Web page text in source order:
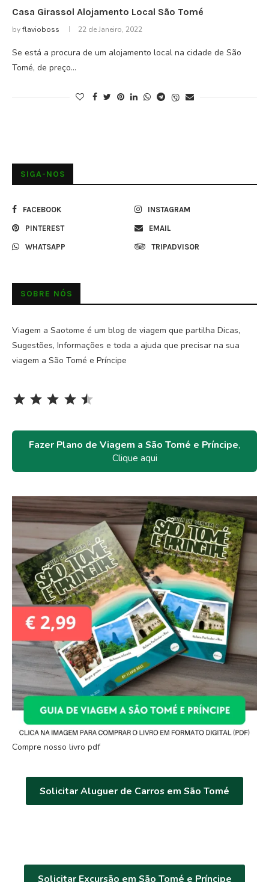
Casa Girassol Alojamento Local São Tomé
byflavioboss 22 de Janeiro, 2022
Se está a procura de um alojamento local na cidade de São
Tomé, de preço…
SIGA-NOS
FACEBOOK INSTAGRAM
PINTEREST EMAIL
WHATSAPP TRIPADVISOR
SOBRE NÓS
Viagem a Saotome é um blog de viagem que partilha Dicas,
Sugestões, Informações e toda a ajuda que precisar na sua
viagem a São Tomé e Príncipe
⭐⭐⭐ ⭐⭐
Fazer Plano de Viagem a São Tomé e Príncipe,
Clique aqui
Compre nosso livro pdf
Solicitar Aluguer de Carros em São Tomé
Solicitar Excursão em São Tomé e Príncipe